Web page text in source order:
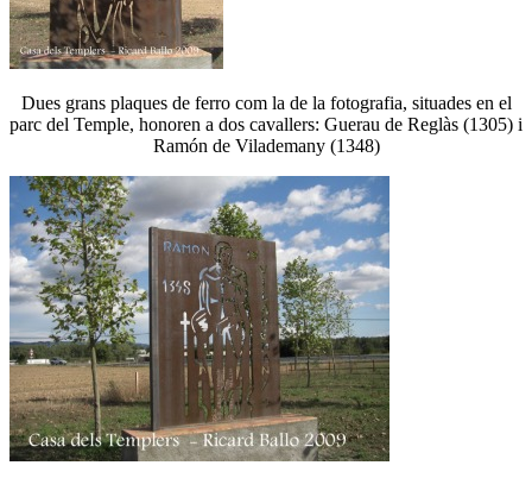
Dues grans plaques de ferro com la de la fotografia, situades en el
parc del Temple, honoren a dos cavallers: Guerau de Reglàs (1305) i
Ramón de Vilademany (1348)